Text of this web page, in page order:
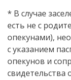
* В случае
есть не с
опекунами),
с указанием
опекунов и
свидетельства